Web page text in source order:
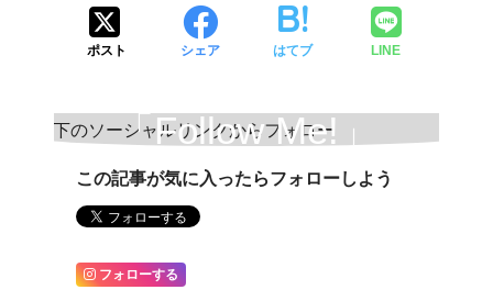
ポスト シェア はてブ LINE
「Follow Me!」
この記事が気に入ったらフォローしよう
フォローする